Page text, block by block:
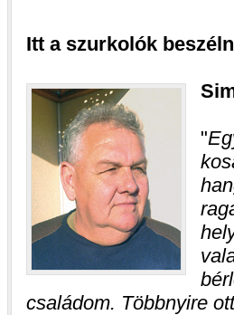
Itt a szurkolók
családom. Többnyire